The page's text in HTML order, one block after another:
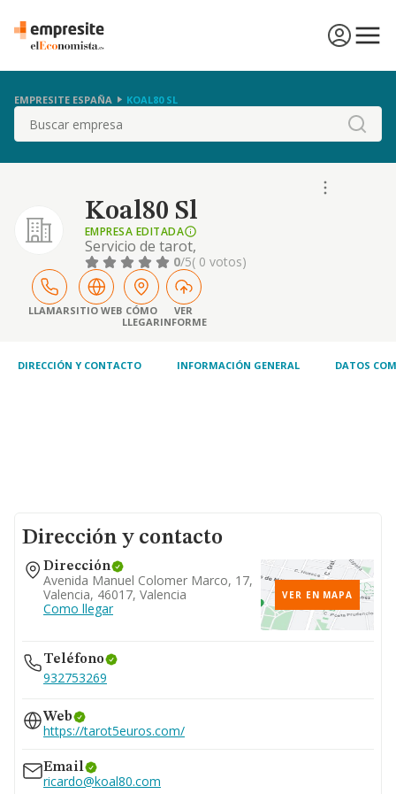
EMPRESITE ESPAÑA KOAL80 SL
Buscar
Koal80 Sl
EMPRESA EDITADA
Servicio de tarot,
0/5( 0 votos)
LLAMARSITIO WEB CÓMO
LLEGAR
VER
INFORME
DIRECCIÓN Y CONTACTO INFORMACIÓN GENERAL DATOS
Dirección y contacto
Dirección
Avenida Manuel Colomer Marco, 17,
Valencia, 46017, Valencia
Como llegar
VER EN MAPA
Teléfono
932753269
Web
https://tarot5euros.com/
Email
ricardo@koal80.com